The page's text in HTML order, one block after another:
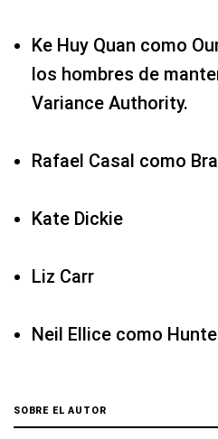
Ke Huy Quan como
los hombres de
Variance Authority.
Rafael Casal como
Kate Dickie
Liz Carr
Neil Ellice como
SOBRE EL AUTOR